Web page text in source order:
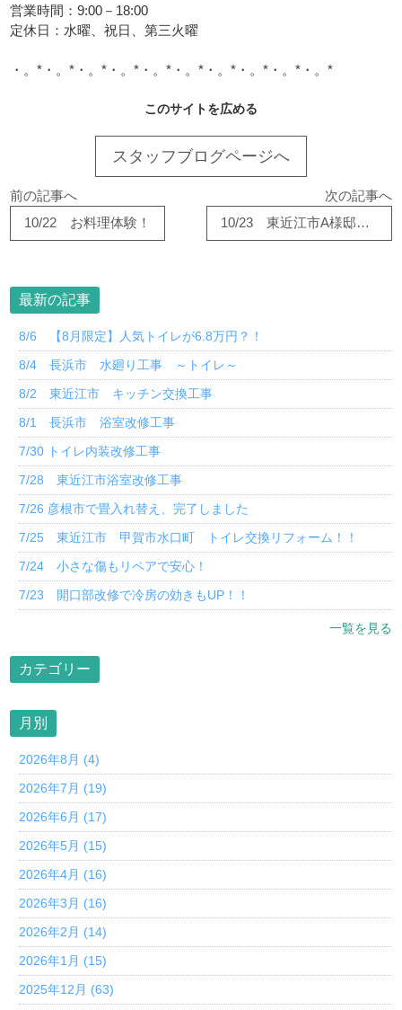
営業時間：9:00－18:00
定休日：水曜、祝日、第三火曜
・。*・。*・。*・。*・。*・。*・。*・。*・。*・。*
このサイトを広める
スタッフブログページへ
前の記事へ
10/22 お料理体験！
次の記事へ
10/23 東近江市A様邸 和室改修工事
最新の記事
8/6 【8月限定】人気トイレが6.8万円？！
8/4 長浜市 水廻り工事 ～トイレ～
8/2 東近江市 キッチン交換工事
8/1 長浜市 浴室改修工事
7/30 トイレ内装改修工事
7/28 東近江市浴室改修工事
7/26 彦根市で畳入れ替え、完了しました
7/25 東近江市 甲賀市水口町 トイレ交換リフォーム！！
7/24 小さな傷もリペアで安心！
7/23 開口部改修で冷房の効きもUP！！
一覧を見る
カテゴリー
月別
2026年8月 (4)
2026年7月 (19)
2026年6月 (17)
2026年5月 (15)
2026年4月 (16)
2026年3月 (16)
2026年2月 (14)
2026年1月 (15)
2025年12月 (63)